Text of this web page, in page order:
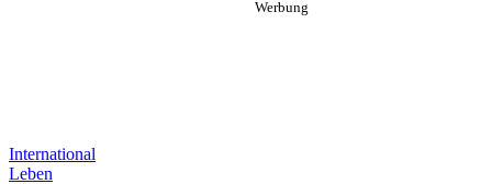
International
Leben